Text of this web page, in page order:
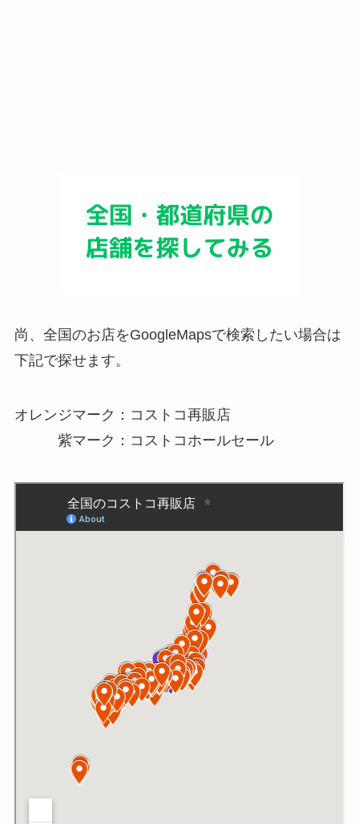
尚、全国のお店をGoogleMapsで検索したい場合は
下記で探せます。
オレンジマーク：コストコ再販店
紫マーク：コストコホールセール